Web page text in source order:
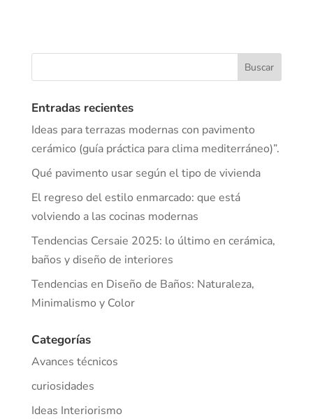
Entradas recientes
Ideas para terrazas modernas con pavimento
cerámico (guía práctica para clima mediterráneo)”.
Qué pavimento usar según el tipo de vivienda
El regreso del estilo enmarcado: que está
volviendo a las cocinas modernas
Tendencias Cersaie 2025: lo último en cerámica,
baños y diseño de interiores
Tendencias en Diseño de Baños: Naturaleza,
Minimalismo y Color
Categorías
Avances técnicos
curiosidades
Ideas Interiorismo